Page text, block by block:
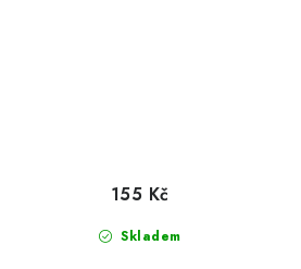
Skladem
155 Kč